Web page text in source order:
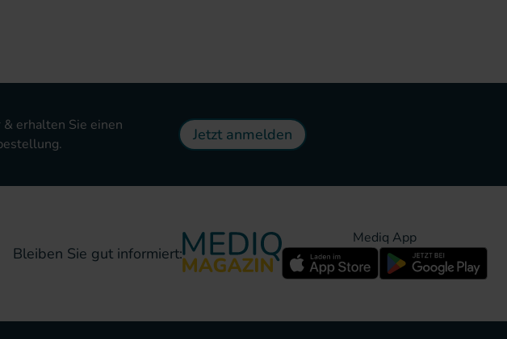
erhalten Sie einen
Jetzt anmelden
Bleiben Sie gut informiert:
Mediq App